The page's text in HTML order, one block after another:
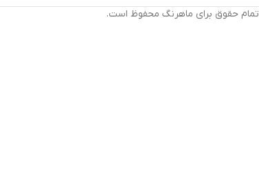
تمام حقوق برای ماهرنگ محفوظ است.